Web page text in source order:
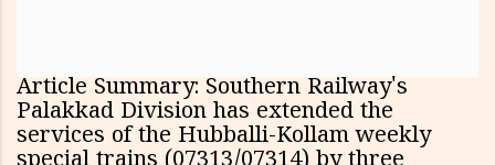
Article Summary: Southern Railway's
Palakkad Division has extended the
services of the Hubballi-Kollam weekly